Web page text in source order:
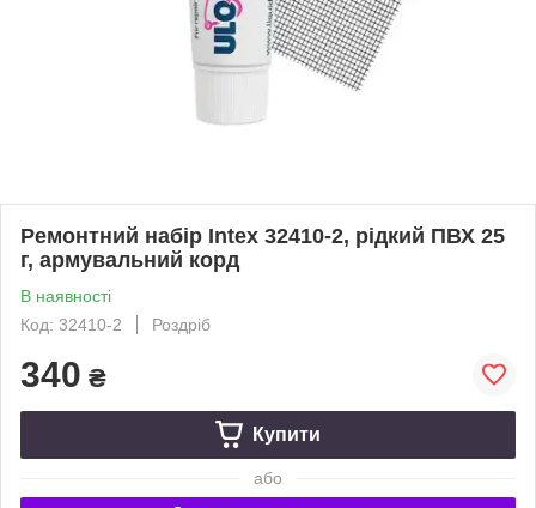
Ремонтний набір Intex 32410-2, рідкий ПВХ 25
г, армувальний корд
В наявності
Код: 32410-2
Роздріб
340 ₴
Купити
або